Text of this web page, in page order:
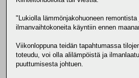
"Lukiolla lämmönjakohuoneen
ilmanvaihtokoneita käyntiin ennen
Viikonloppuna teidän tapahtumassa
toteudu, voi olla alilämpöistä ja
puuttumisesta johtuen.